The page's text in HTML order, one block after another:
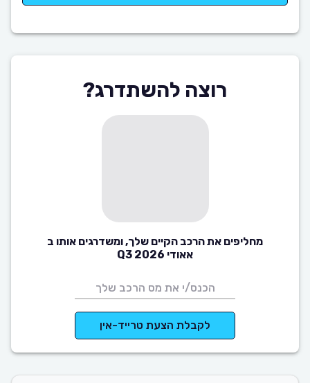
רוצה להשתדרג?
מחליפים את הרכב הקיים שלך, ומשדרגים אותו ב
אאודי Q3 2026
לקבלת הצעת טרייד-אין